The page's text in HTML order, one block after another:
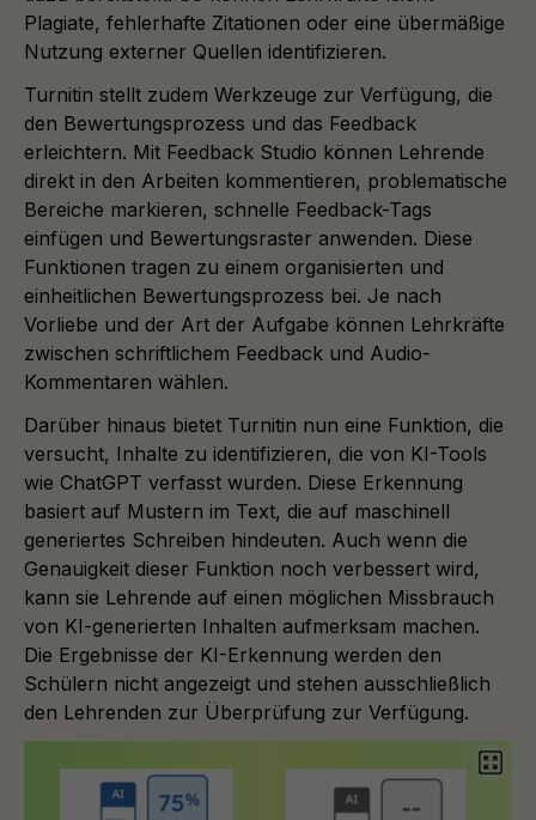
Plagiate, fehlerhafte Zitationen oder eine übermäßige
Nutzung externer Quellen identifizieren.
Turnitin stellt zudem Werkzeuge zur Verfügung, die
den Bewertungsprozess und das Feedback
erleichtern. Mit Feedback Studio können Lehrende
direkt in den Arbeiten kommentieren, problematische
Bereiche markieren, schnelle Feedback-Tags
einfügen und Bewertungsraster anwenden. Diese
Funktionen tragen zu einem organisierten und
einheitlichen Bewertungsprozess bei. Je nach
Vorliebe und der Art der Aufgabe können Lehrkräfte
zwischen schriftlichem Feedback und Audio-
Kommentaren wählen.
Darüber hinaus bietet Turnitin nun eine Funktion, die
versucht, Inhalte zu identifizieren, die von KI-Tools
wie ChatGPT verfasst wurden. Diese Erkennung
basiert auf Mustern im Text, die auf maschinell
generiertes Schreiben hindeuten. Auch wenn die
Genauigkeit dieser Funktion noch verbessert wird,
kann sie Lehrende auf einen möglichen Missbrauch
von KI-generierten Inhalten aufmerksam machen.
Die Ergebnisse der KI-Erkennung werden den
Schülern nicht angezeigt und stehen ausschließlich
den Lehrenden zur Überprüfung zur Verfügung.